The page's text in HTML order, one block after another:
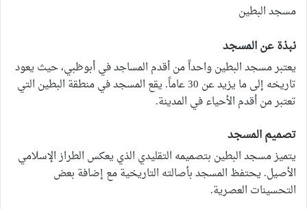
مسجد البطين
نبذة عن المسجد
يعتبر مسجد البطين واحداً من أقدم المساجد في أبوظبي، حيث يعود
تاريخه إلى ما يزيد عن 30 عاماً. يقع المسجد في منطقة البطين التي
تعتبر من أقدم الأحياء في المدينة.
تصميم المسجد
يتميز مسجد البطين بتصميمه التقليدي الذي يعكس الطراز الإسلامي
الأصيل. يحتفظ المسجد بأصالته التاريخية مع إضافة بعض
التحسينات العصرية.